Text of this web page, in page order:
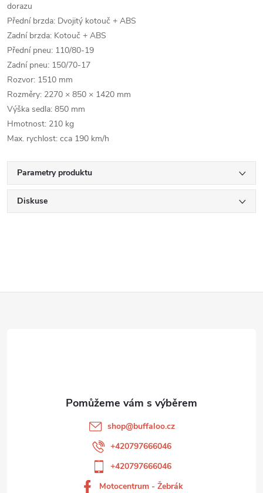
dorazu
Přední brzda: Dvojitý kotouč + ABS
Zadní brzda: Kotouč + ABS
Přední pneu: 110/80‑19
Zadní pneu: 150/70‑17
Rozvor: 1510 mm
Rozměry: 2270 × 850 × 1420 mm
Výška sedla: 850 mm
Hmotnost: 210 kg
Max. rychlost: cca 190 km/h
Parametry produktu
Diskuse
shop@buffaloo.cz
+420797666046
+420797666046
Motocentrum - Žebrák